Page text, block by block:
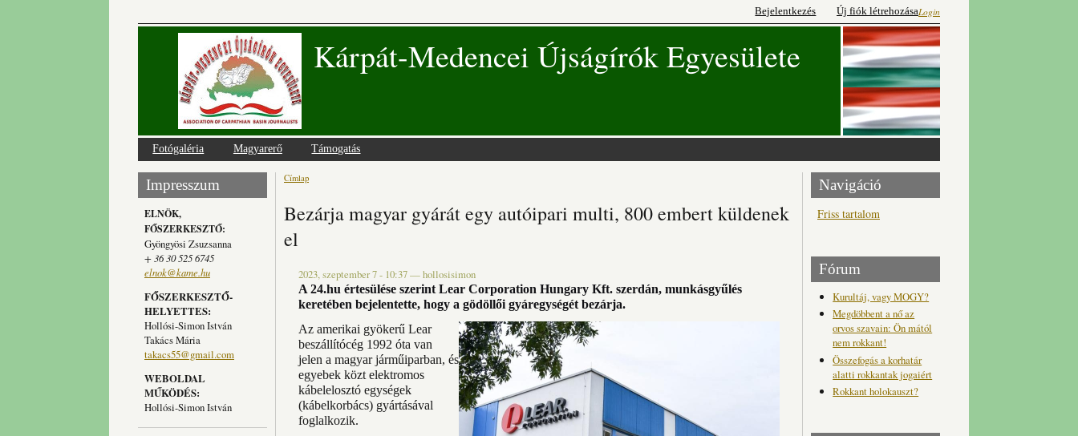
Login
Bejelentkezés Új fiók létrehozása
Kárpát-Medencei Újságírók Egyesülete
Fotógaléria Magyarerő Támogatás
Impresszum
ELNÖK,
FŐSZERKESZTŐ:
Gyöngyösi Zsuzsanna
+ 36 30 525 6745
elnok@kame.hu
FŐSZERKESZTŐ-
HELYETTES:
Hollósi-Simon István
Takács Mária
takacs55@gmail.com
WEBOLDAL
MŰKÖDÉS:
Hollósi-Simon István
Jelenlegi hely
Címlap
Bezárja magyar gyárát egy autóipari multi, 800 embert küldenek
el
2023, szeptember 7 - 10:37—hollosisimon
A 24.hu értesülése szerint Lear Corporation Hungary Kft. szerdán, munkásgyűlés
keretében bejelentette, hogy a gödöllői gyáregységét bezárja.
Az amerikai gyökerű Lear
beszállítócég 1992 óta van
jelen a magyar járműiparban, és
egyebek közt elektromos
kábelelosztó egységek
(kábelkorbács) gyártásával
foglalkozik.
Navigáció
Friss tartalom
Fórum
Kurultáj, vagy MOGY?
Megdöbbent a nő az
orvos szavain: Ön mától
nem rokkant!
Összefogás a korhatár
alatti rokkantak jogaiért
Rokkant holokauszt?